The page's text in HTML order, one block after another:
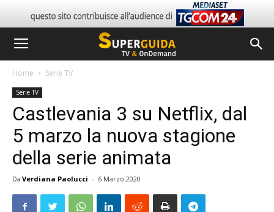
Home Serie TV
Serie TV
Castlevania 3 su Netflix, dal
5 marzo la nuova stagione
della serie animata
Da Verdiana Paolucci - 6 Marzo 2020